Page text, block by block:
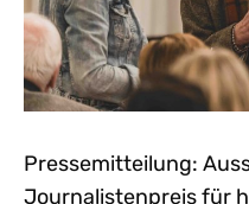
Pressemitteilung:
Journalistenpreis für